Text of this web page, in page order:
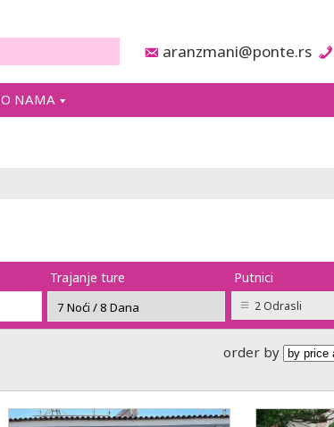
aranzmani@ponte.rs
O NAMA
Trajanje ture Putnici
2 Odrasli
order by